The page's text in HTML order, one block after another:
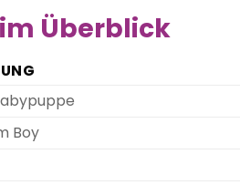
Überblick
Boy